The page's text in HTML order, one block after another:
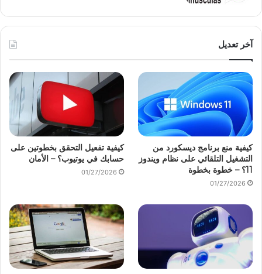
آخر تعديل
كيفية منع برنامج ديسكورد من
التشغيل التلقائي على نظام ويندوز
11؟ – خطوة بخطوة
01/27/2026
كيفية تفعيل التحقق بخطوتين على
حسابك في يوتيوب؟ – الأمان
01/27/2026